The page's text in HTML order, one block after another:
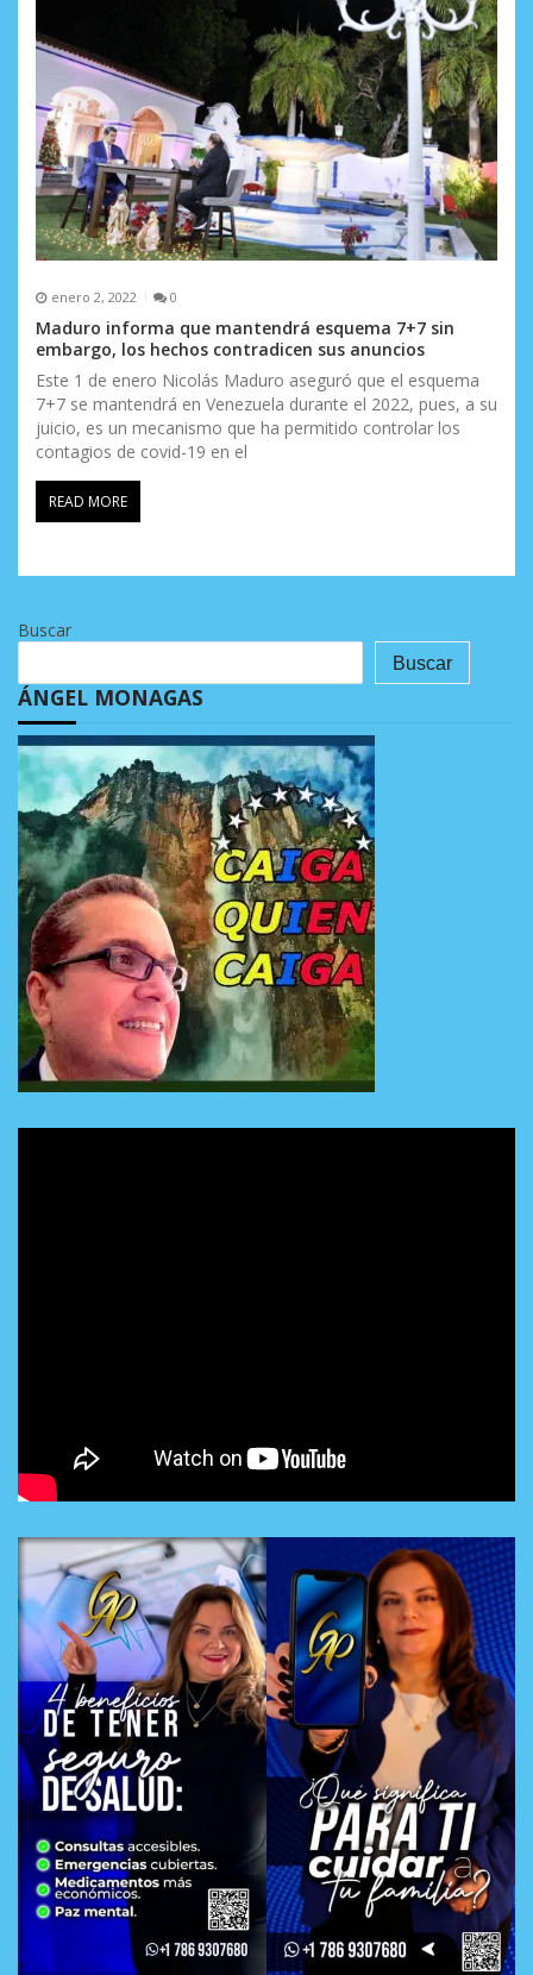
enero 2, 2022 0
Maduro informa que mantendrá esquema 7+7 sin
embargo, los hechos contradicen sus anuncios
Este 1 de enero Nicolás Maduro aseguró que el esquema
7+7 se mantendrá en Venezuela durante el 2022, pues, a su
juicio, es un mecanismo que ha permitido controlar los
contagios de covid-19 en el
READ MORE
Buscar
Buscar
ÁNGEL MONAGAS